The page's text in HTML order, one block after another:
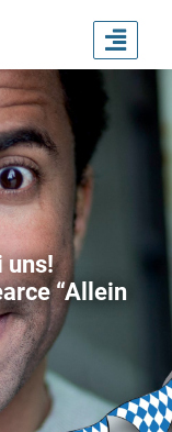
uns!
“Allein